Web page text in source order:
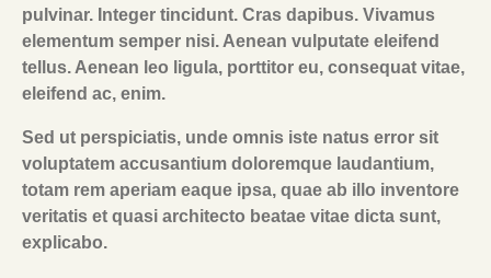
pulvinar. Integer tincidunt. Cras dapibus. Vivamus
elementum semper nisi. Aenean vulputate eleifend
tellus. Aenean leo ligula, porttitor eu, consequat vitae,
eleifend ac, enim.
Sed ut perspiciatis, unde omnis iste natus error sit
voluptatem accusantium doloremque laudantium,
totam rem aperiam eaque ipsa, quae ab illo inventore
veritatis et quasi architecto beatae vitae dicta sunt,
explicabo.